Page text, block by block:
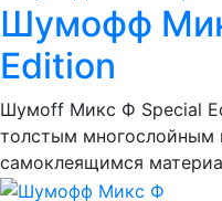
Шумофф
Edition
Шумоff Микс Ф Special
толстым
самоклеящимся